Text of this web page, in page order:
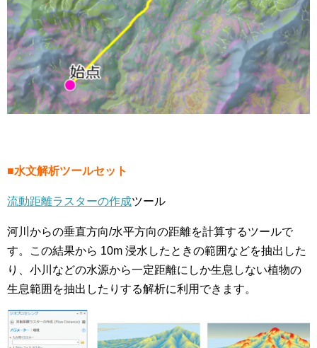
■水文解析ツールセット
流動距離ラスターの作成ツール
河川からの垂直方向/水平方向の距離を計算するツールで
す。この結果から 10m 浸水したときの範囲などを抽出した
り、小川などの水源から一定距離にしか生息しない植物の
生息範囲を抽出したりする解析に利用できます。